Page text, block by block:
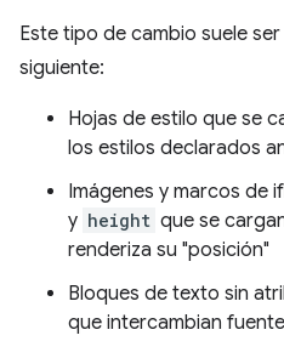
Este tipo de cambio suele
siguiente:
Hojas de estilo que se
los estilos declarados
Imágenes y marcos de
y height que se
renderiza su "posición"
Bloques de texto sin
que intercambian